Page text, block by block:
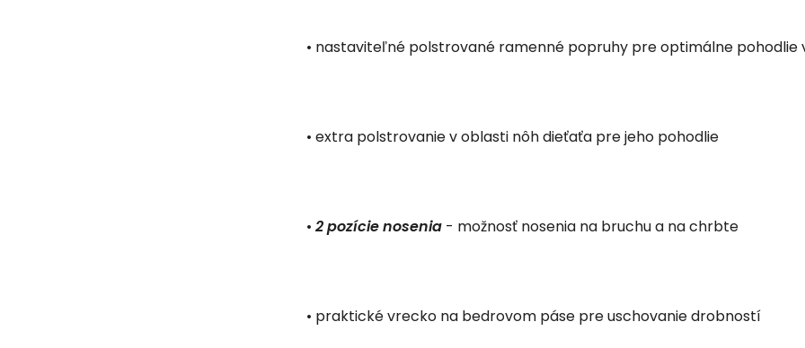
• nastaviteľné polstrované ramenné popruhy pre optimálne pohodlie
• extra polstrovanie v oblasti nôh dieťaťa pre jeho pohodlie
• 2 pozície nosenia - možnosť nosenia na bruchu a na chrbte
• praktické vrecko na bedrovom páse pre uschovanie drobností